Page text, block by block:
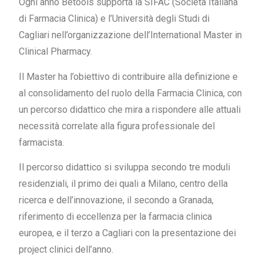
Ogni anno Betools supporta la SIFAC (Società Italiana
di Farmacia Clinica) e l’Università degli Studi di
Cagliari nell’organizzazione dell’International Master in
Clinical Pharmacy.
Il Master ha l’obiettivo di contribuire alla definizione e
al consolidamento del ruolo della Farmacia Clinica, con
un percorso didattico che mira a rispondere alle attuali
necessità correlate alla figura professionale del
farmacista.
Il percorso didattico si sviluppa secondo tre moduli
residenziali, il primo dei quali a Milano, centro della
ricerca e dell’innovazione, il secondo a Granada,
riferimento di eccellenza per la farmacia clinica
europea, e il terzo a Cagliari con la presentazione dei
project clinici dell’anno.